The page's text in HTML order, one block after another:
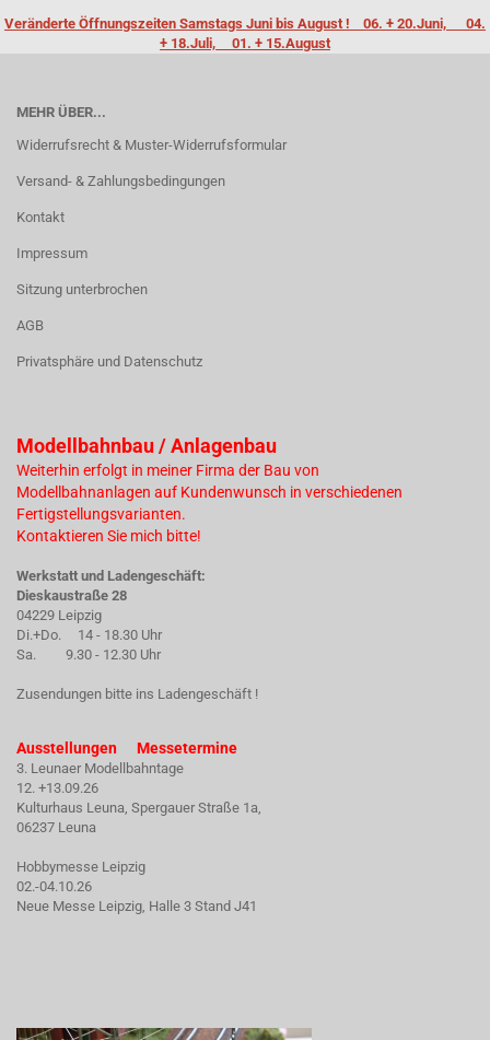
Veränderte Öffnungszeiten Samstags Juni bis August ! 06. + 20.Juni, 04.
+ 18.Juli, 01. + 15.August
MEHR ÜBER...
Widerrufsrecht & Muster-Widerrufsformular
Versand- & Zahlungsbedingungen
Kontakt
Impressum
Sitzung unterbrochen
AGB
Privatsphäre und Datenschutz
Modellbahnbau / Anlagenbau
Weiterhin erfolgt in meiner Firma der Bau von
Modellbahnanlagen auf Kundenwunsch in verschiedenen
Fertigstellungsvarianten.
Kontaktieren Sie mich bitte!
Werkstatt und Ladengeschäft:
Dieskaustraße 28
04229 Leipzig
Di.+Do. 14 - 18.30 Uhr
Sa. 9.30 - 12.30 Uhr
Zusendungen bitte ins Ladengeschäft !
Ausstellungen Messetermine
3. Leunaer Modellbahntage
12. +13.09.26
Kulturhaus Leuna, Spergauer Straße 1a,
06237 Leuna
Hobbymesse Leipzig
02.-04.10.26
Neue Messe Leipzig, Halle 3 Stand J41